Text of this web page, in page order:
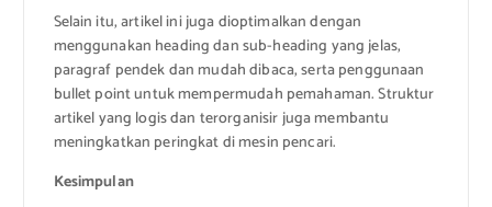
Selain itu, artikel ini juga dioptimalkan dengan
menggunakan heading dan sub-heading yang jelas,
paragraf pendek dan mudah dibaca, serta penggunaan
bullet point untuk mempermudah pemahaman. Struktur
artikel yang logis dan terorganisir juga membantu
meningkatkan peringkat di mesin pencari.
Kesimpulan